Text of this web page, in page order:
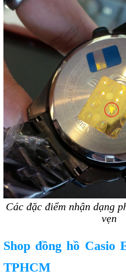
Các đặc điểm nhận dạng
vẹn
Shop đồng hồ Casio
TPHCM